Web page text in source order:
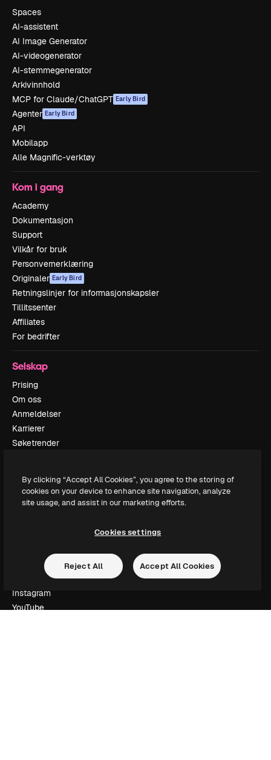
Spaces
AI-assistent
AI Image Generator
AI-videogenerator
AI-stemmegenerator
Arkivinnhold
MCP for Claude/ChatGPT Early Bird
Agenter Early Bird
API
Mobilapp
Alle Magnific-verktøy
Kom i gang
Academy
Dokumentasjon
Support
Vilkår for bruk
Personvernerklæring
Originaler Early Bird
Retningslinjer for informasjonskapsler
Tillitssenter
Affiliates
For bedrifter
Selskap
Prising
Om oss
Anmeldelser
Karrierer
Søketrender
Slidesgo
Selg innhold
Leter etter magnific.ai
Ta kontakt
Kundestøtte
Instagram
YouTube
By clicking “Accept All Cookies”, you agree to the storing of
cookies on your device to enhance site navigation, analyze
site usage, and assist in our marketing efforts.
Cookies settings
Reject All Accept All Cookies